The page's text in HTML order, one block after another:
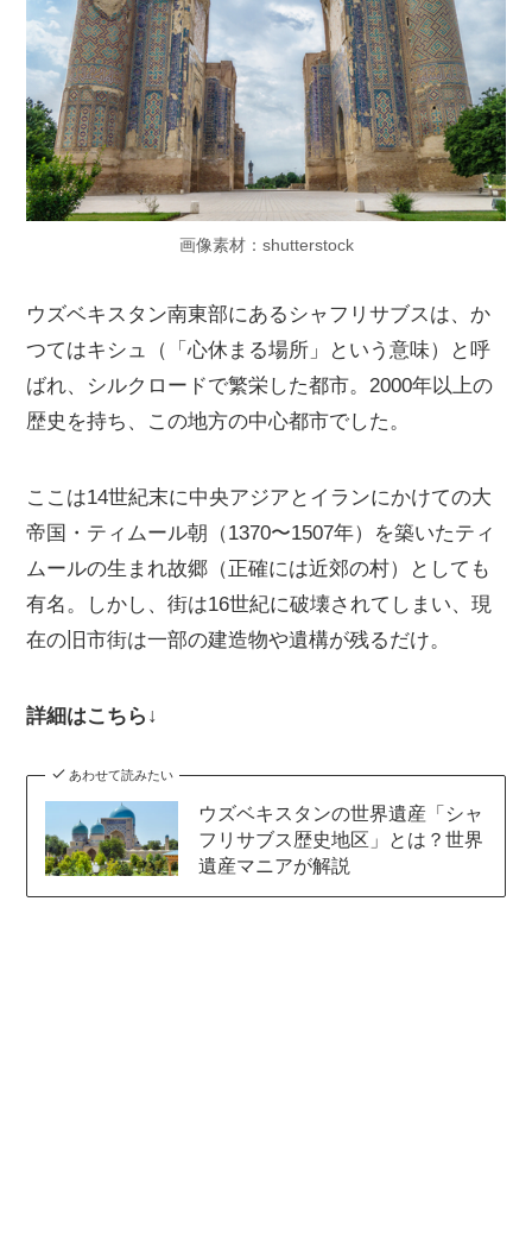
画像素材：shutterstock
ウズベキスタン南東部にあるシャフリサブスは、か
つてはキシュ（「心休まる場所」という意味）と呼
ばれ、シルクロードで繁栄した都市。2000年以上の
歴史を持ち、この地方の中心都市でした。
ここは14世紀末に中央アジアとイランにかけての大
帝国・ティムール朝（1370〜1507年）を築いたティ
ムールの生まれ故郷（正確には近郊の村）としても
有名。しかし、街は16世紀に破壊されてしまい、現
在の旧市街は一部の建造物や遺構が残るだけ。
詳細はこちら↓
あわせて読みたい
ウズベキスタンの世界遺産「シャ
フリサブス歴史地区」とは？世界
遺産マニアが解説